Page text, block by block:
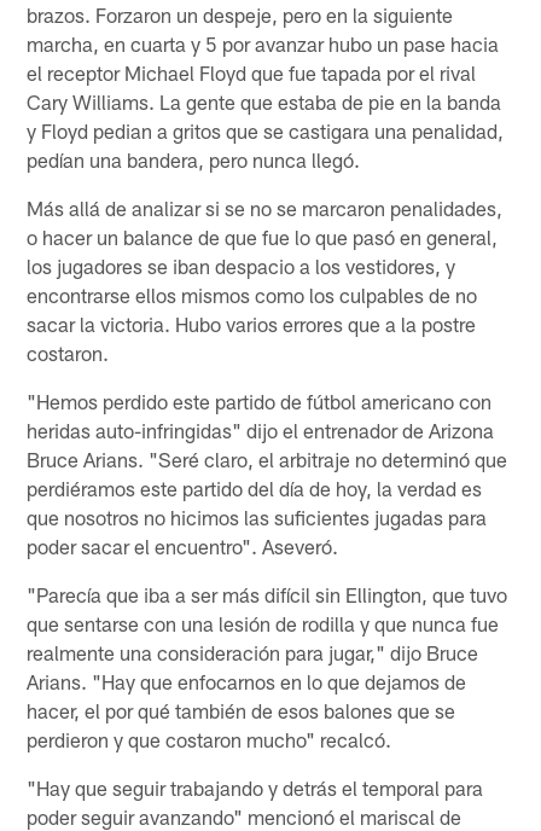
brazos. Forzaron un despeje, pero en la siguiente
marcha, en cuarta y 5 por avanzar hubo un pase hacia
el receptor Michael Floyd que fue tapada por el rival
Cary Williams. La gente que estaba de pie en la banda
y Floyd pedian a gritos que se castigara una penalidad,
pedían una bandera, pero nunca llegó.
Más allá de analizar si se no se marcaron penalidades,
o hacer un balance de que fue lo que pasó en general,
los jugadores se iban despacio a los vestidores, y
encontrarse ellos mismos como los culpables de no
sacar la victoria. Hubo varios errores que a la postre
costaron.
"Hemos perdido este partido de fútbol americano con
heridas auto-infringidas" dijo el entrenador de Arizona
Bruce Arians. "Seré claro, el arbitraje no determinó que
perdiéramos este partido del día de hoy, la verdad es
que nosotros no hicimos las suficientes jugadas para
poder sacar el encuentro". Aseveró.
"Parecía que iba a ser más difícil sin Ellington, que tuvo
que sentarse con una lesión de rodilla y que nunca fue
realmente una consideración para jugar," dijo Bruce
Arians. "Hay que enfocarnos en lo que dejamos de
hacer, el por qué también de esos balones que se
perdieron y que costaron mucho" recalcó.
"Hay que seguir trabajando y detrás el temporal para
poder seguir avanzando" mencionó el mariscal de